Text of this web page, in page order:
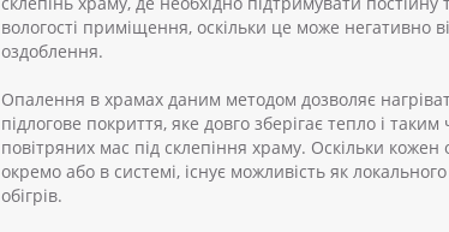
вологості приміщення, оскільки це може негативно
оздоблення.
Опалення в храмах даним методом дозволяє
підлогове покриття, яке довго зберігає тепло і
повітряних мас під склепіння храму. Оскільки
окремо або в системі, існує можливість як
обігрів.